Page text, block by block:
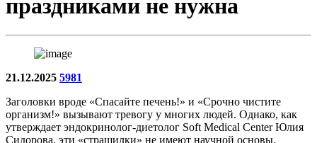
праздниками не нужна
21.12.2025 5981
Заголовки вроде «Спасайте печень!» и «Срочно чистите
организм!» вызывают тревогу у многих людей. Однако, как
утверждает эндокринолог-диетолог Soft Medical Center Юлия
Сидорова, эти «страшилки» не имеют научной основы.